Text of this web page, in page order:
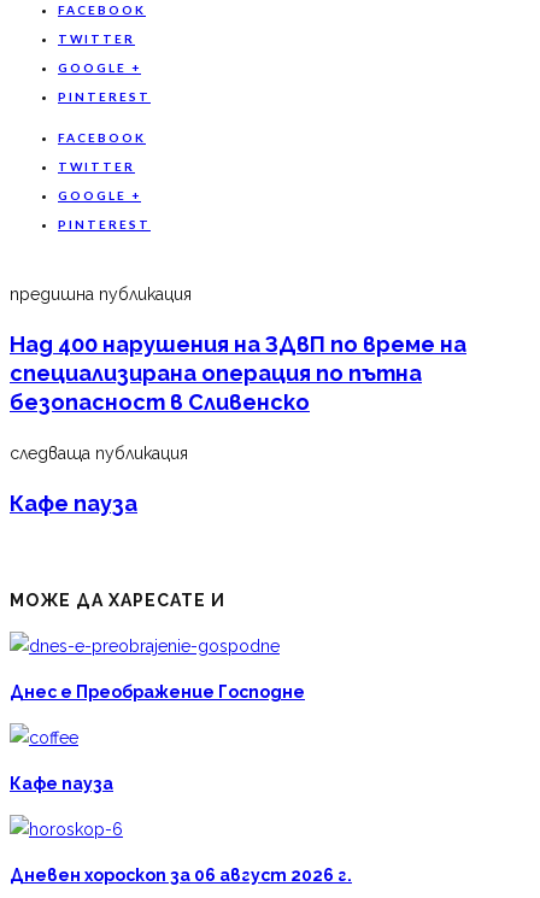
FACEBOOK
TWITTER
GOOGLE +
PINTEREST
FACEBOOK
TWITTER
GOOGLE +
PINTEREST
предишна публикация
Над 400 нарушения на ЗДвП по време на
специализирана операция по пътна
безопасност в Сливенско
следваща публикация
Кафе пауза
МОЖЕ ДА ХАРЕСАТЕ И
Днес е Преображение Господне
Кафе пауза
Дневен хороскоп за 06 август 2026 г.